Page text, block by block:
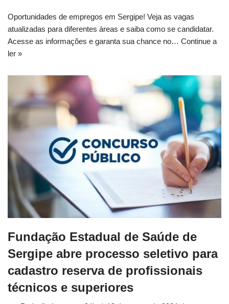
Oportunidades de empregos em Sergipe! Veja as vagas
atualizadas para diferentes áreas e saiba como se candidatar.
Acesse as informações e garanta sua chance no… Continue a
ler »
Fundação Estadual de Saúde de
Sergipe abre processo seletivo para
cadastro reserva de profissionais
técnicos e superiores